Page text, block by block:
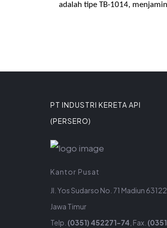
adalah tipe TB-1014,
PT INDUSTRI KERETA API
(PERSERO)
Kantor Pusat
Jl. Yos Sudarso No. 71 Madiun 63122,
Jawa Timur
Telp. (0351) 452271-74 , Fax.